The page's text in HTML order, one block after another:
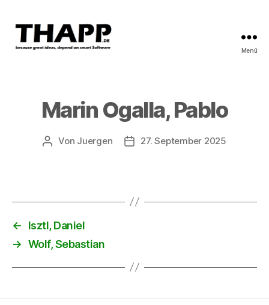
Menü
Marin Ogalla, Pablo
Beitragsautor
Von Juergen Beitragsdatum
27. September 2025
←
Isztl, Daniel
→ Wolf, Sebastian